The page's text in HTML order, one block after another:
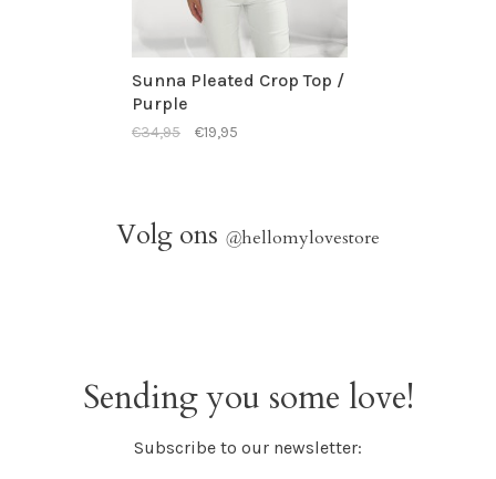
Sunna Pleated Crop Top /
Purple
€34,95 €19,95
Volg ons @hellomylovestore
Sending you some love!
Subscribe to our newsletter: